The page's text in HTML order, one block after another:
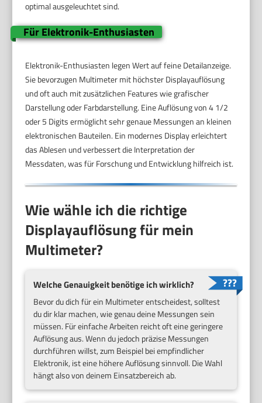
optimal ausgeleuchtet sind.
Für Elektronik-Enthusiasten
Elektronik-Enthusiasten legen Wert auf feine Detailanzeige.
Sie bevorzugen Multimeter mit höchster Displayauflösung
und oft auch mit zusätzlichen Features wie grafischer
Darstellung oder Farbdarstellung. Eine Auflösung von 4 1/2
oder 5 Digits ermöglicht sehr genaue Messungen an kleinen
elektronischen Bauteilen. Ein modernes Display erleichtert
das Ablesen und verbessert die Interpretation der
Messdaten, was für Forschung und Entwicklung hilfreich ist.
Wie wähle ich die richtige
Displayauflösung für mein
Multimeter?
Welche Genauigkeit benötige ich wirklich?
Bevor du dich für ein Multimeter entscheidest, solltest
du dir klar machen, wie genau deine Messungen sein
müssen. Für einfache Arbeiten reicht oft eine geringere
Auflösung aus. Wenn du jedoch präzise Messungen
durchführen willst, zum Beispiel bei empfindlicher
Elektronik, ist eine höhere Auflösung sinnvoll. Die Wahl
hängt also von deinem Einsatzbereich ab.